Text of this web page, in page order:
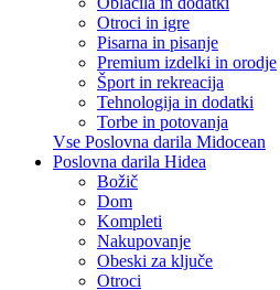
Otroci in igre
Pisarna in pisanje
Premium izdelki in orodje
Šport in rekreacija
Tehnologija in dodatki
Torbe in potovanja
Vse Poslovna darila Midocean
Poslovna darila Hidea
Božič
Dom
Kompleti
Nakupovanje
Obeski za ključe
Otroci